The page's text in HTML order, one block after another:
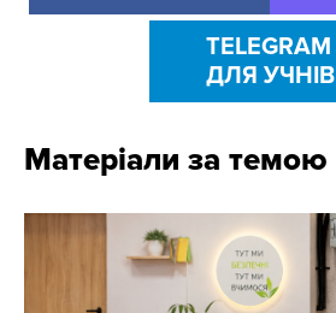
TELEGRAM
ДЛЯ УЧНІВ
Матеріали за темою